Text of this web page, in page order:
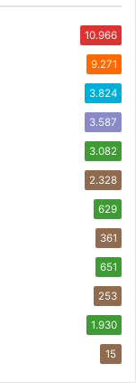
10.966
9.271
3.824
3.587
3.082
2.328
629
361
651
253
1.930
15